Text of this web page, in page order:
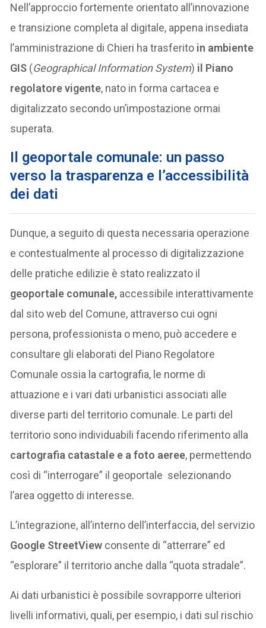
Nell’approccio fortemente orientato all’innovazione
e transizione completa al digitale, appena insediata
l’amministrazione di Chieri ha trasferito in ambiente
GIS (Geographical Information System) il Piano
regolatore vigente, nato in forma cartacea e
digitalizzato secondo un’impostazione ormai
superata.
Il geoportale comunale: un passo
verso la trasparenza e l’accessibilità
dei dati
Dunque, a seguito di questa necessaria operazione
e contestualmente al processo di digitalizzazione
delle pratiche edilizie è stato realizzato il
geoportale comunale, accessibile interattivamente
dal sito web del Comune, attraverso cui ogni
persona, professionista o meno, può accedere e
consultare gli elaborati del Piano Regolatore
Comunale ossia la cartografia, le norme di
attuazione e i vari dati urbanistici associati alle
diverse parti del territorio comunale. Le parti del
territorio sono individuabili facendo riferimento alla
cartografia catastale e a foto aeree, permettendo
così di “interrogare” il geoportale selezionando
l’area oggetto di interesse.
L’integrazione, all’interno dell’interfaccia, del servizio
Google StreetView consente di “atterrare” ed
“esplorare” il territorio anche dalla “quota stradale”.
Ai dati urbanistici è possibile sovrapporre ulteriori
livelli informativi, quali, per esempio, i dati sul rischio